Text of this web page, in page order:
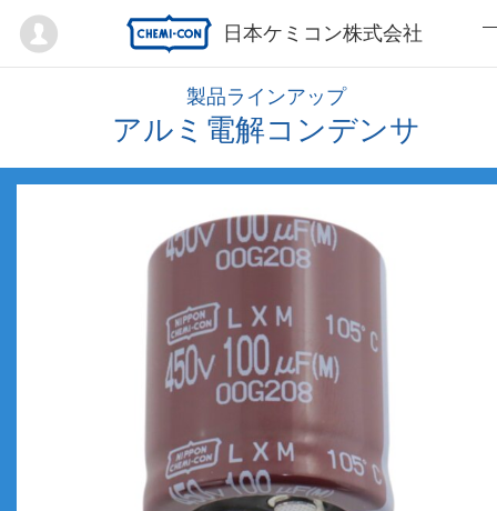
日本ケミコン株式会社
Mypage
製品ラインアップ
アルミ電解コンデンサ